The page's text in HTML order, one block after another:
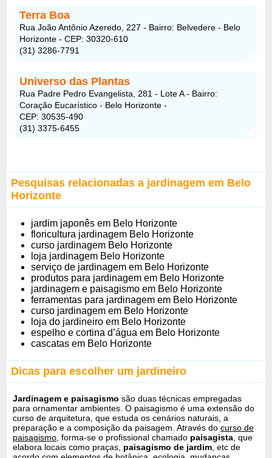
Terra Boa
Rua João Antônio Azeredo, 227 - Bairro: Belvedere - Belo
Horizonte - CEP: 30320-610
(31) 3286-7791
Universo das Plantas
Rua Padre Pedro Evangelista, 281 - Lote A - Bairro:
Coração Eucarístico - Belo Horizonte -
CEP: 30535-490
(31) 3375-6455
Pesquisas relacionadas a jardinagem em Belo
Horizonte
jardim japonês em Belo Horizonte
floricultura jardinagem Belo Horizonte
curso jardinagem Belo Horizonte
loja jardinagem Belo Horizonte
serviço de jardinagem em Belo Horizonte
produtos para jardinagem em Belo Horizonte
jardinagem e paisagismo em Belo Horizonte
ferramentas para jardinagem em Belo Horizonte
curso jardinagem em Belo Horizonte
loja do jardineiro em Belo Horizonte
espelho e cortina d’água em Belo Horizonte
cascatas em Belo Horizonte
Dicas para escolher um jardineiro
Jardinagem e paisagismo são duas técnicas empregadas
para ornamentar ambientes. O paisagismo é uma extensão do
curso de arquitetura, que estuda os cenários naturais, a
preparação e a composição da paisagem. Através docurso de
paisagismo , forma-se o profissional chamado paisagista , que
elabora locais como praças, paisagismo de jardim , etc de